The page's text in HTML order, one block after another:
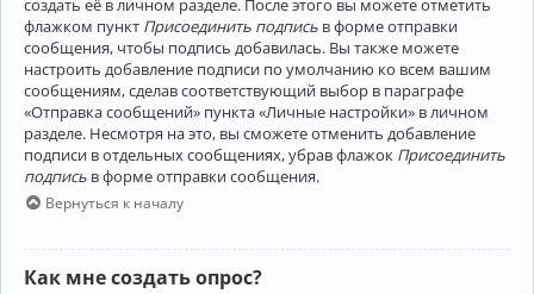
флажком пункт Присоединить подпись в форме отправки
сообщения, чтобы подпись добавилась. Вы также можете
настроить добавление подписи по умолчанию ко всем вашим
сообщениям, сделав соответствующий выбор в параграфе
«Отправка сообщений» пункта «Личные настройки» в личном
разделе. Несмотря на это, вы сможете отменить добавление
подписи в отдельных сообщениях, убрав флажок Присоединить
подпись в форме отправки сообщения.
Вернуться к началу
Как мне создать опрос?